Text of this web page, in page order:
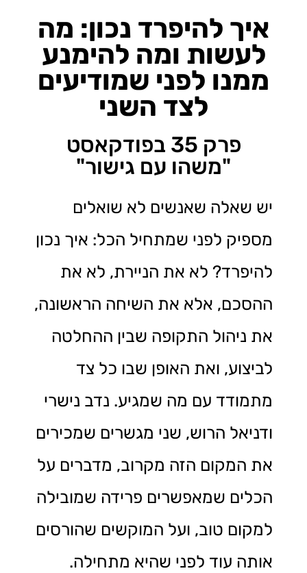
איך להיפרד נכון: מה
לעשות ומה להימנע
ממנו לפני שמודיעים
לצד השני
פרק 35 בפודקאסט
"משהו עם גישור"
יש שאלה שאנשים לא שואלים
מספיק לפני שמתחיל הכל: איך נכון
להיפרד? לא את הניירת, לא את
ההסכם, אלא את השיחה הראשונה,
את ניהול התקופה שבין ההחלטה
לביצוע, ואת האופן שבו כל צד
מתמודד עם מה שמגיע. נדב נישרי
ודניאל הרוש, שני מגשרים שמכירים
את המקום הזה מקרוב, מדברים על
הכלים שמאפשרים פרידה שמובילה
למקום טוב, ועל המוקשים שהורסים
אותה עוד לפני שהיא מתחילה.